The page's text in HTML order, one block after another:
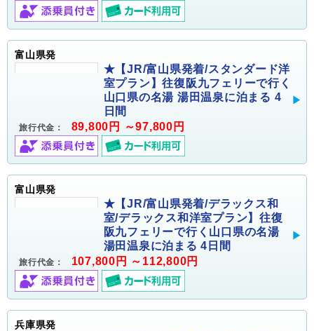
富山県発
★【JR/富山県発着/スタンダード洋
室プラン】往復阪九フェリーで行く
山口県の名湯 湯田温泉に泊まる 4
日間
旅行代金： 89,800円 ～97,800円
富山県発
★【JR/富山県発着/デラックス和
室/デラックス和洋室プラン】往復
阪九フェリーで行く山口県の名湯
湯田温泉に泊まる 4日間
旅行代金： 107,800円 ～112,800円
兵庫県発